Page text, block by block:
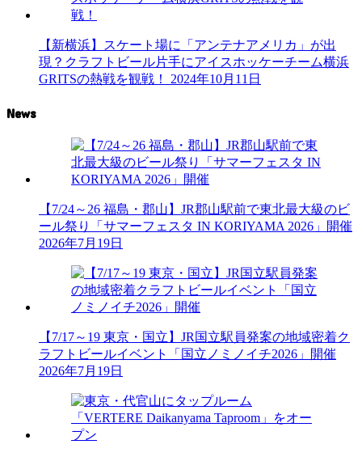
【新横浜】スケート場に「アンテナアメリカ」が出
現？クラフトビール片手にアイスホッケーチーム横浜
GRITSの熱戦を観戦！
2024年10月11日
News
【7/24～26 福島・郡山】JR郡山駅前で東北最大級のビ
ール祭り「サマーフェスタ IN KORIYAMA 2026」開催
2026年7月19日
【7/17～19 東京・国立】JR国立駅員発案の地域密着ク
ラフトビールイベント「国立ノミノイチ2026」開催
2026年7月19日